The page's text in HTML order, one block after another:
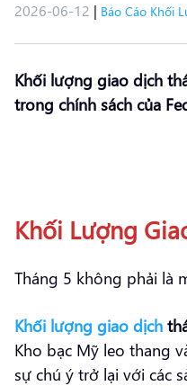
2026-06-12 | Báo Cáo Khối
Khối lượng giao dịch
trong chính sách của
Khối Lượng
Tháng 5 không phải là
Khối lượng giao dịch
Kho bạc Mỹ leo thang
sự chú ý trở lại với các